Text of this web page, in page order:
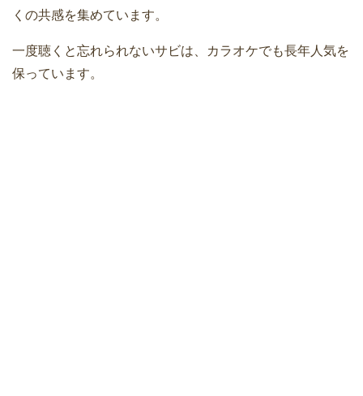
くの共感を集めています。
一度聴くと忘れられないサビは、カラオケでも長年人気を
保っています。